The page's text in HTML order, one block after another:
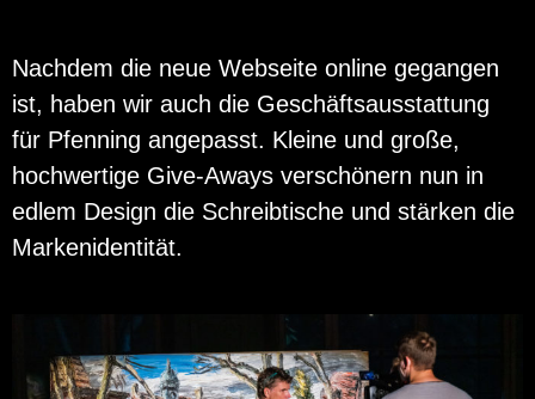
Nach­dem die neue Web­sei­te on­line ge­gan­gen
ist, haben wir auch die Ge­schäfts­aus­stat­tung
für Pfen­ning an­ge­passt. Klei­ne und große,
hoch­wer­ti­ge Gi­ve-Aways ver­schö­nern nun in
edlem De­sign die Schreib­ti­sche und stär­ken die
Mar­ken­iden­ti­tät.